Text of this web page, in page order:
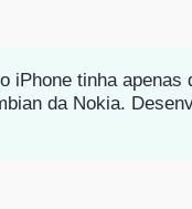
iPhone tinha
da Nokia.